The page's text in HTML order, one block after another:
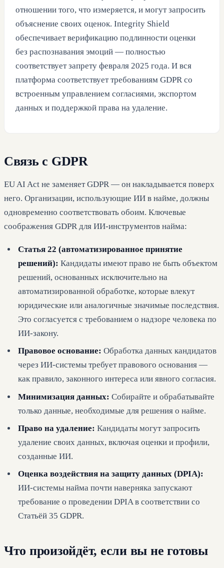
отношении того, что измеряется, и могут запросить
объяснение своих оценок. Integrity Shield
обеспечивает верификацию подлинности оценки
без распознавания эмоций — полностью
соответствует запрету февраля 2025 года. И вся
платформа соответствует требованиям GDPR со
встроенным управлением согласиями, экспортом
данных и поддержкой права на удаление.
Связь с GDPR
EU AI Act не заменяет GDPR — он накладывается поверх
него. Организации, использующие ИИ в найме, должны
одновременно соответствовать обоим. Ключевые
соображения GDPR для ИИ-инструментов найма:
Статья 22 (автоматизированное принятие
решений): Кандидаты имеют право не быть объектом
решений, основанных исключительно на
автоматизированной обработке, которые влекут
юридические или аналогичные значимые последствия.
Это согласуется с требованием о надзоре человека по
ИИ-закону.
Правовое основание: Обработка данных кандидатов
через ИИ-системы требует правового основания —
как правило, законного интереса или явного согласия.
Минимизация данных: Собирайте и обрабатывайте
только данные, необходимые для решения о найме.
Право на удаление: Кандидаты могут запросить
удаление своих данных, включая оценки и профили,
созданные ИИ.
Оценка воздействия на защиту данных (DPIA):
ИИ-системы найма почти наверняка запускают
требование о проведении DPIA в соответствии со
Статьёй 35 GDPR.
Что произойдёт, если вы не готовы